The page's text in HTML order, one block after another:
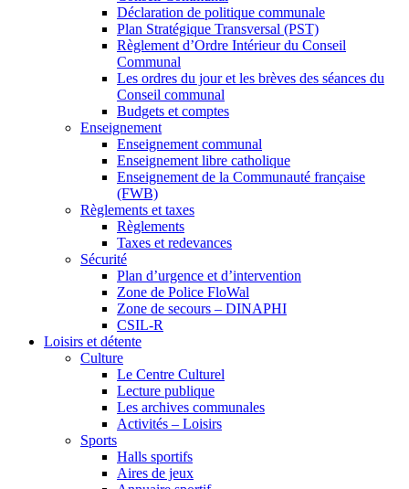
Déclaration de politique communale
Plan Stratégique Transversal (PST)
Règlement d’Ordre Intérieur du Conseil
Communal
Les ordres du jour et les brèves des séances du
Conseil communal
Budgets et comptes
Enseignement
Enseignement communal
Enseignement libre catholique
Enseignement de la Communauté française
(FWB)
Règlements et taxes
Règlements
Taxes et redevances
Sécurité
Plan d’urgence et d’intervention
Zone de Police FloWal
Zone de secours – DINAPHI
CSIL-R
Loisirs et détente
Culture
Le Centre Culturel
Lecture publique
Les archives communales
Activités – Loisirs
Sports
Halls sportifs
Aires de jeux